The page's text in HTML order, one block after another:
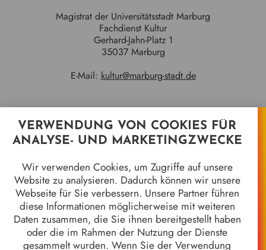
VERWENDUNG VON COOKIES FÜR
ANALYSE- UND MARKETINGZWECKE
Wir verwenden Cookies, um Zugriffe auf unsere
Website zu analysieren. Dadurch können wir unsere
Webseite für Sie verbessern. Unsere Partner führen
diese Informationen möglicherweise mit weiteren
Daten zusammen, die Sie ihnen bereitgestellt haben
oder die im Rahmen der Nutzung der Dienste
gesammelt wurden. Wenn Sie der Verwendung
Magistrat der Universitätsstadt Marburg
Fachdienst Kultur
Gerhard-Jahn-Platz 1
35037 Marburg
E-Mail: kultur@marburg-stadt.de
Quicklinks
Jahrhundertgalerie
Marburger Kameramuseum
8 Jahrhunderte in 8 Objekten
Stadtgeschichten
Wir alle sind Marburg - 50 Jahre Gebietsreform
Stück für Stück
Stadtgeschichte*n
Galerie der Marburger Oberbürgermeister